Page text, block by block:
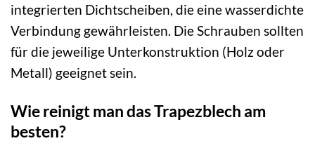
integrierten Dichtscheiben, die eine wasserdichte
Verbindung gewährleisten. Die Schrauben sollten
für die jeweilige Unterkonstruktion (Holz oder
Metall) geeignet sein.
Wie reinigt man das Trapezblech am
besten?